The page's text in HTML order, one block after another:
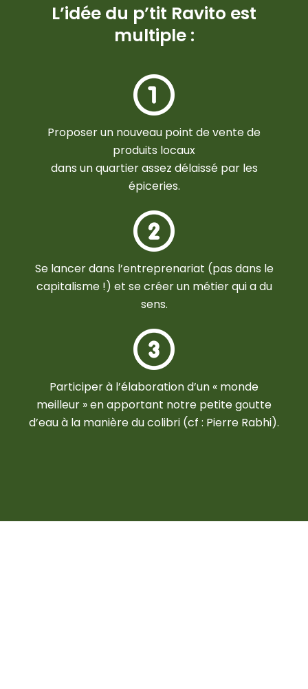
L’idée du p’tit Ravito est
multiple :
Proposer un nouveau point de vente de
produits locaux
dans un quartier assez délaissé par les
épiceries.
Se lancer dans l’entreprenariat (pas dans le
capitalisme !) et se créer un métier qui a du
sens.
Participer à l’élaboration d’un « monde
meilleur » en apportant notre petite goutte
d’eau à la manière du colibri (cf : Pierre Rabhi).